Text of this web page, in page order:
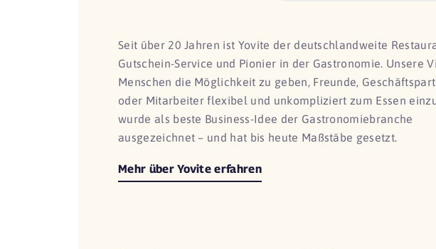
Seit über 20 Jahren ist Yovite der deutschlandweite
Gutschein-Service und Pionier in der Gastronomie. Unsere
Menschen die Möglichkeit zu geben, Freunde,
oder Mitarbeiter flexibel und unkompliziert zum Essen
wurde als beste Business-Idee der Gastronomiebranche
ausgezeichnet – und hat bis heute Maßstäbe gesetzt.
Mehr über Yovite erfahren